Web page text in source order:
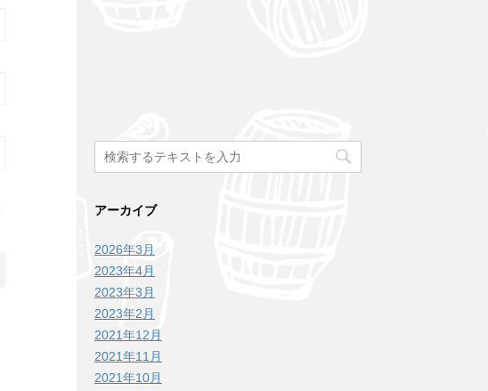
アーカイブ
2026年3月
2023年4月
2023年3月
2023年2月
2021年12月
2021年11月
2021年10月